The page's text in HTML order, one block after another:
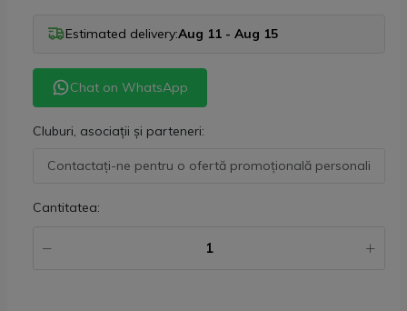
Estimated delivery:Aug 11 - Aug 15
Chat on WhatsApp
Cluburi, asociații și parteneri:
Cantitatea: